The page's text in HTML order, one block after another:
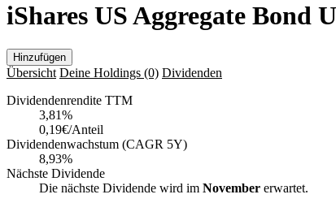
iShares US Aggregate Bond
Hinzufügen
Übersicht Deine Holdings (0) Dividenden
Dividendenrendite TTM
3,81%
0,19€/Anteil
Dividendenwachstum (CAGR 5Y)
8,93%
Nächste Dividende
Die nächste Dividende wird im November erwartet.